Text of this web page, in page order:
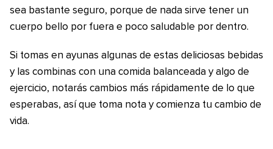
sea bastante seguro, porque de nada sirve tener un
cuerpo bello por fuera e poco saludable por dentro.
Si tomas en ayunas algunas de estas deliciosas bebidas
y las combinas con una comida balanceada y algo de
ejercicio, notarás cambios más rápidamente de lo que
esperabas, así que toma nota y comienza tu cambio de
vida.